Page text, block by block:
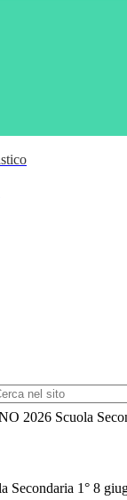
2026 Scuola
1° 8